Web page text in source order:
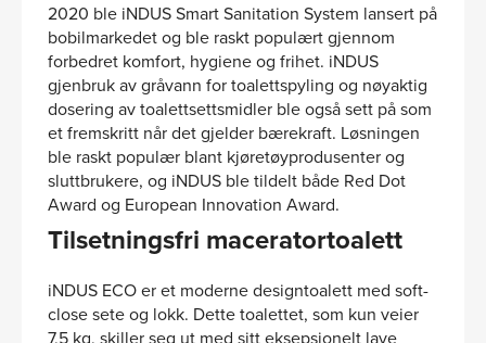
2020 ble iNDUS Smart Sanitation System lansert på
bobilmarkedet og ble raskt populært gjennom
forbedret komfort, hygiene og frihet. iNDUS
gjenbruk av gråvann for toalettspyling og nøyaktig
dosering av toalettsettsmidler ble også sett på som
et fremskritt når det gjelder bærekraft. Løsningen
ble raskt populær blant kjøretøyprodusenter og
sluttbrukere, og iNDUS ble tildelt både Red Dot
Award og European Innovation Award.
Tilsetningsfri maceratortoalett
iNDUS ECO er et moderne designtoalett med soft-
close sete og lokk. Dette toalettet, som kun veier
7,5 kg, skiller seg ut med sitt eksepsjonelt lave